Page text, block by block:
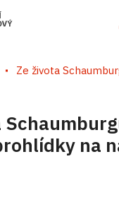
Ze života
na